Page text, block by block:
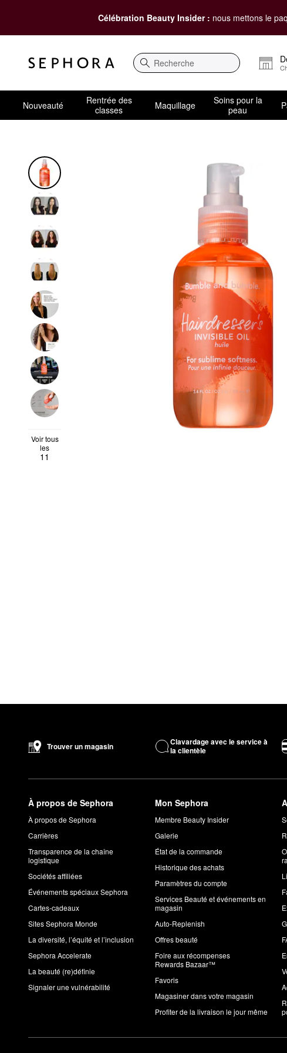
Célébration Beauty Insider : nous mettons le
Recherche
Nouveauté
Rentrée des
classes
Maquillage
Soins pour la
peau
Voir tous
les
11
Trouver un magasin
Clavardage avec le service à
la clientèle
À propos de Sephora
À propos de Sephora
Carrières
Transparence de la chaîne
logistique
Sociétés affiliées
Événements spéciaux Sephora
Cartes-cadeaux
Sites Sephora Monde
La diversité, l’équité et l’inclusion
Sephora Accelerate
La beauté (re)définie
Signaler une vulnérabilité
Mon Sephora
Membre Beauty Insider
Galerie
État de la commande
Historique des achats
Paramètres du compte
Services Beauté et événements en
magasin
Auto-Replenish
Offres beauté
Foire aux récompenses
Rewards Bazaar™
Favoris
Magasiner dans votre magasin
Profiter de la livraison le jour même